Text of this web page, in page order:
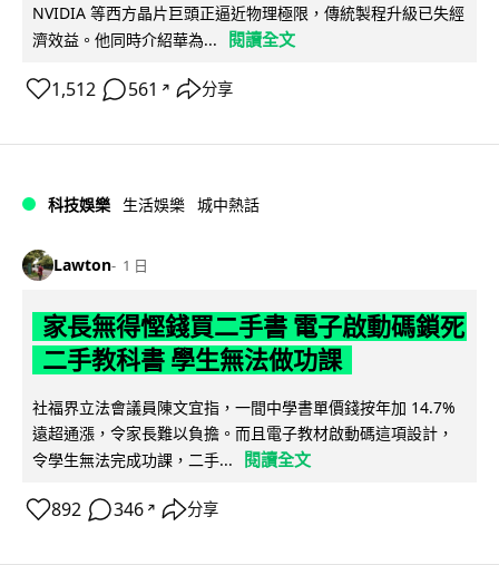
NVIDIA 等西方晶片巨頭正逼近物理極限，傳統製程升級已失經
濟效益。他同時介紹華為...
閱讀全文
1,512 561 ↗ 分享
科技娛樂 生活娛樂 城中熱話
Lawton 1 日
家長無得慳錢買二手書 電子啟動碼鎖死
二手教科書 學生無法做功課
社福界立法會議員陳文宜指，一間中學書單價錢按年加 14.7%
遠超通漲，令家長難以負擔。而且電子教材啟動碼這項設計，
令學生無法完成功課，二手...
閱讀全文
892 346 ↗ 分享